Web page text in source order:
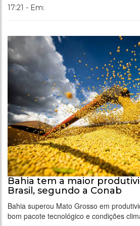
17:21 - Em:
Bahia tem a maior
Brasil, segundo a Conab
Bahia superou Mato Grosso em
bom pacote tecnológico e condições